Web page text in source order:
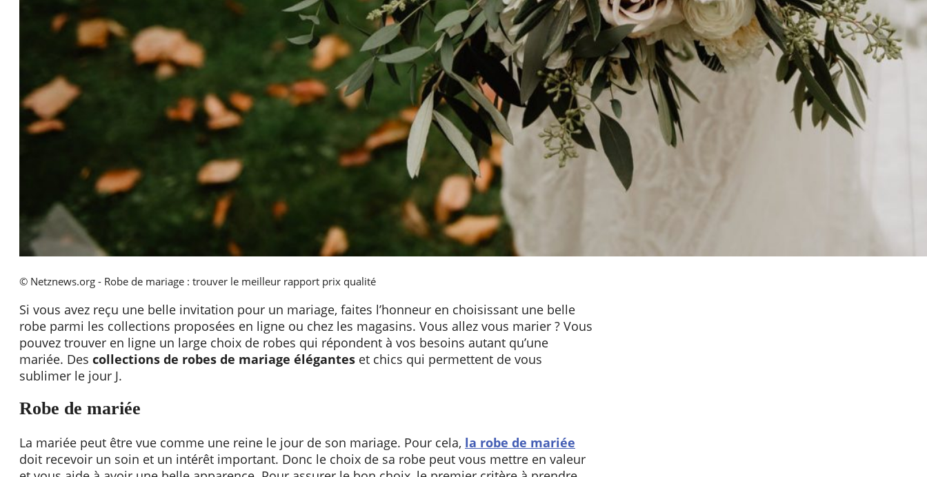
© Netznews.org - Robe de mariage : trouver le meilleur rapport prix qualité
Si vous avez reçu une belle invitation pour un mariage, faites l’honneur en choisissant une belle
robe parmi les collections proposées en ligne ou chez les magasins. Vous allez vous marier ? Vous
pouvez trouver en ligne un large choix de robes qui répondent à vos besoins autant qu’une
mariée. Des collections de robes de mariage élégantes et chics qui permettent de vous
sublimer le jour J.
Robe de mariée
La mariée peut être vue comme une reine le jour de son mariage. Pour cela, la robe de mariée
doit recevoir un soin et un intérêt important. Donc le choix de sa robe peut vous mettre en valeur